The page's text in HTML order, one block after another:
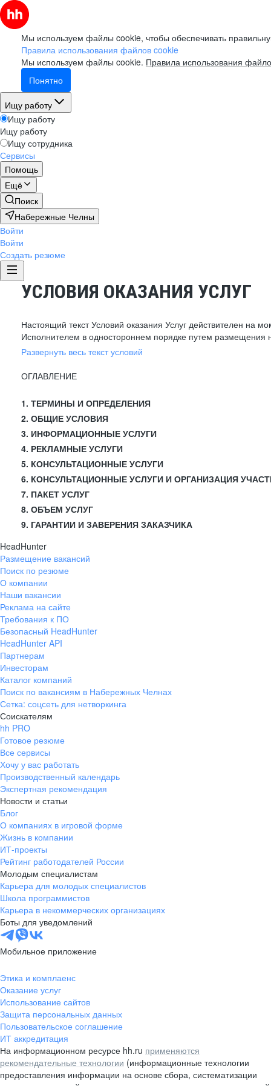
Мы используем файлы cookie, чтобы обеспечивать
Правила использования файлов cookie
Мы используем файлы cookie. Правила использования
Понятно
Ищу работу
Ищу работу
Ищу работу
Ищу сотрудника
Сервисы
Помощь
Ещё
Поиск
Набережные Челны
Войти
Войти
Создать резюме
УСЛОВИЯ ОКАЗАНИЯ УСЛУГ
Настоящий текст Условий оказания Услуг действителен на
Исполнителем в одностороннем порядке путем размещения
Развернуть весь текст условий
ОГЛАВЛЕНИЕ
1. ТЕРМИНЫ И ОПРЕДЕЛЕНИЯ
2. ОБЩИЕ УСЛОВИЯ
3. ИНФОРМАЦИОННЫЕ УСЛУГИ
4. РЕКЛАМНЫЕ УСЛУГИ
5. КОНСУЛЬТАЦИОННЫЕ УСЛУГИ
6. КОНСУЛЬТАЦИОННЫЕ УСЛУГИ И ОРГАНИЗАЦИЯ
7. ПАКЕТ УСЛУГ
8. ОБЪЕМ УСЛУГ
9. ГАРАНТИИ И ЗАВЕРЕНИЯ ЗАКАЗЧИКА
HeadHunter
Размещение вакансий
Поиск по резюме
О компании
Наши вакансии
Реклама на сайте
Требования к ПО
Безопасный HeadHunter
HeadHunter API
Партнерам
Инвесторам
Каталог компаний
Поиск по вакансиям в Набережных Челнах
Сетка: соцсеть для нетворкинга
Соискателям
hh PRO
Готовое резюме
Все сервисы
Хочу у вас работать
Производственный календарь
Экспертная рекомендация
Новости и статьи
Блог
О компаниях в игровой форме
Жизнь в компании
ИТ-проекты
Рейтинг работодателей России
Молодым специалистам
Карьера для молодых специалистов
Школа программистов
Карьера в некоммерческих организациях
Боты для уведомлений
Мобильное приложение
Этика и комплаенс
Оказание услуг
Использование сайтов
Защита персональных данных
Пользовательское соглашение
ИТ аккредитация
На информационном ресурсе hh.ru применяются
рекомендательные технологии (информационные технологии
предоставления информации на основе сбора, систематизации